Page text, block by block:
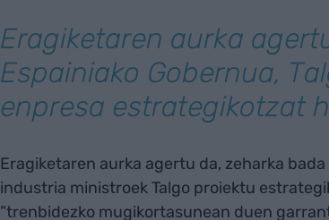
Eragiketaren aurka
Espainiako Gobernua,
enpresa estrategikotzat
Eragiketaren aurka agertu da, zeharka
industria ministroek Talgo proiektu
”trenbidezko mugikortasunean duen